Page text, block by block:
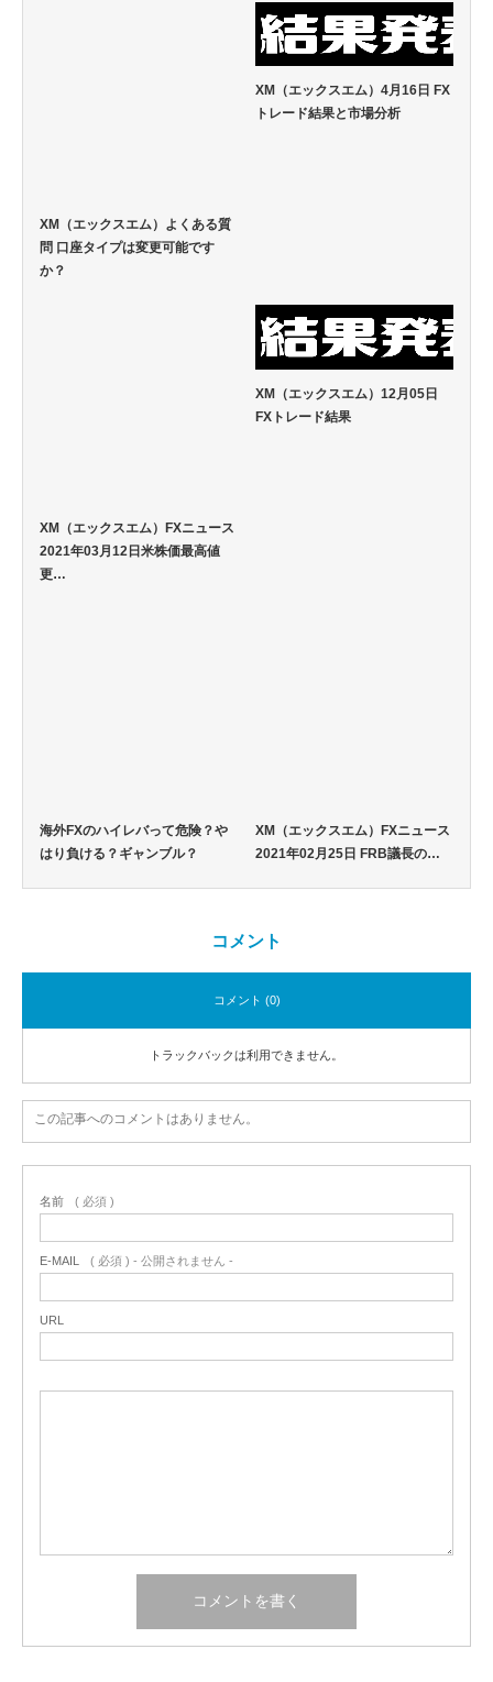
XM（エックスエム）よくある質
問 口座タイプは変更可能です
か？
XM（エックスエム）4月16日 FX
トレード結果と市場分析
XM（エックスエム）FXニュース
2021年03月12日米株価最高値
更…
XM（エックスエム）12月05日
FXトレード結果
海外FXのハイレバって危険？や
はり負ける？ギャンブル？
XM（エックスエム）FXニュース
2021年02月25日 FRB議長の…
コメント
コメント (0)
トラックバックは利用できません。
この記事へのコメントはありません。
名前 ( 必須 )
E-MAIL ( 必須 ) - 公開されません -
URL